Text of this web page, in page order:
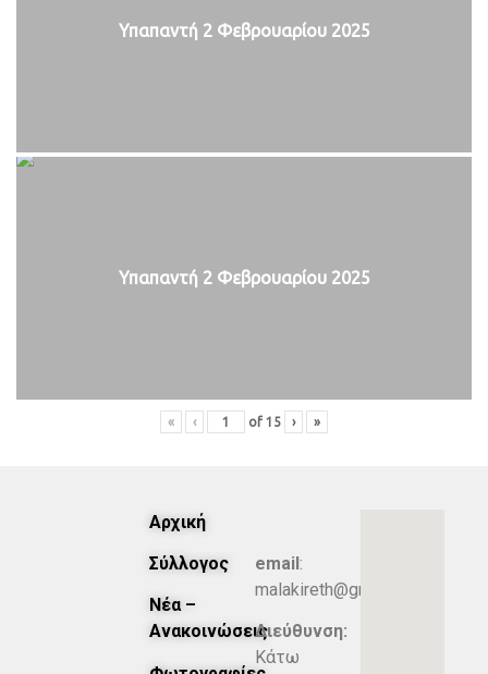
Υπαπαντή 2 Φεβρουαρίου 2025
Υπαπαντή 2 Φεβρουαρίου 2025
« ‹ of 15 › »
Αρχική
Σύλλογος
Νέα –
Ανακοινώσεις
email:
malakireth@gmail.com
Διεύθυνση:
Κάτω